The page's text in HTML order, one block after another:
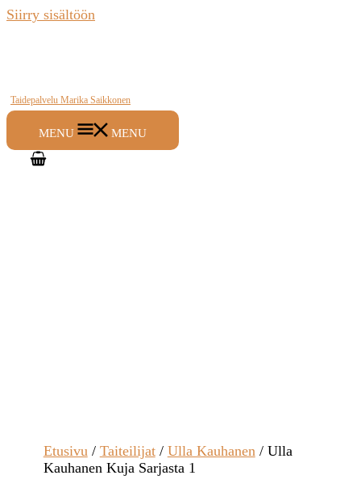
Siirry sisältöön
Taidepalvelu Marika Saikkonen
MENU MENU
Etusivu/ Taiteilijat/ Ulla Kauhanen/ Ulla
Kauhanen Kuja Sarjasta 1